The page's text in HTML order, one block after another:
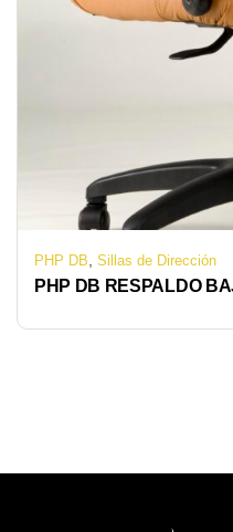
PHP DB Sillas de Dirección
PHP DB RESPALDO